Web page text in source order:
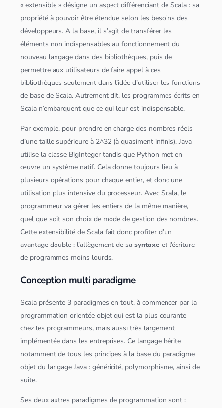
« extensible » désigne un aspect différenciant de Scala : sa
propriété à pouvoir être étendue selon les besoins des
développeurs. A la base, il s’agit de transférer les
éléments non indispensables au fonctionnement du
nouveau langage dans des bibliothèques, puis de
permettre aux utilisateurs de faire appel à ces
bibliothèques seulement dans l’idée d’utiliser les fonctions
de base de Scala. Autrement dit, les programmes écrits en
Scala n’embarquent que ce qui leur est indispensable.
Par exemple, pour prendre en charge des nombres réels
d’une taille supérieure à 2^32 (à quasiment infinis),Java
utilise la classe BigInteger tandis que Python met en
œuvre un système natif. Cela donne toujours lieu à
plusieurs opérations pour chaque entier, et donc une
utilisation plus intensive du processeur. Avec Scala, le
programmeur va gérer les entiers de la même manière,
quel que soit son choix de mode de gestion des nombres.
Cette extensibilité de Scala fait donc profiter d’un
avantage double : l’allègement de sasyntaxe et l’écriture
de programmes moins lourds.
Conception multi paradigme
Scala présente 3 paradigmes en tout, à commencer par la
programmation orientée objet qui est la plus courante
chez les programmeurs, mais aussi très largement
implémentée dans les entreprises. Ce langage hérite
notamment de tous les principes à la base du paradigme
objet du langageJava : généricité, polymorphisme, ainsi de
suite.
Ses deux autres paradigmes de programmation sont :